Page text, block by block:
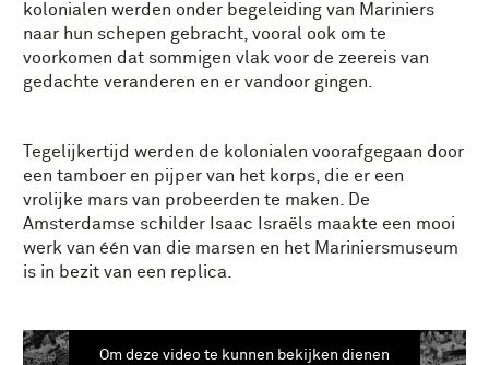
kolonialen werden onder begeleiding van Mariniers
naar hun schepen gebracht, vooral ook om te
voorkomen dat sommigen vlak voor de zeereis van
gedachte veranderen en er vandoor gingen.
Tegelijkertijd werden de kolonialen voorafgegaan door
een tamboer en pijper van het korps, die er een
vrolijke mars van probeerden te maken. De
Amsterdamse schilder Isaac Israëls maakte een mooi
werk van één van die marsen en het Mariniersmuseum
is in bezit van een replica.
Om deze video te kunnen bekijken dienen